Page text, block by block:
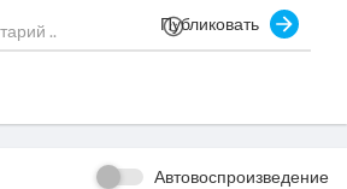
Публиковать
Автовоспроизведение